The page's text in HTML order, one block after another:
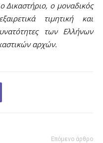
Δικαστήριο, ο μοναδικός
τιμητική και
των Ελλήνων
αρχών.
Επόμενο άρθρο